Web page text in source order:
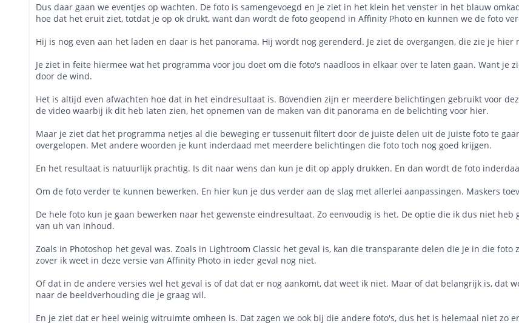
Dus daar gaan we eventjes op wachten. De foto is samengevoegd en je ziet in het klein het venster in het blauw
hoe dat het eruit ziet, totdat je op ok drukt, want dan wordt de foto geopend in Affinity Photo en kunnen we de foto
Hij is nog even aan het laden en daar is het panorama. Hij wordt nog gerenderd. Je ziet de overgangen, die zie je
Je ziet in feite hiermee wat het programma voor jou doet om die foto's naadloos in elkaar over te laten gaan. Want
door de wind.
Het is altijd even afwachten hoe dat in het eindresultaat is. Bovendien zijn er meerdere belichtingen gebruikt voor
de video waarbij ik dit heb laten zien, het opnemen van de maken van dit panorama en de belichting voor hier.
Maar je ziet dat het programma netjes al die beweging er tussenuit filtert door de juiste delen uit de juiste foto te
overgelopen. Met andere woorden je kunt inderdaad met meerdere belichtingen die foto toch nog goed krijgen.
En het resultaat is natuurlijk prachtig. Is dit naar wens dan kun je dit op apply drukken. En dan wordt de foto
Om de foto verder te kunnen bewerken. En hier kun je dus verder aan de slag met allerlei aanpassingen. Maskers
De hele foto kun je gaan bewerken naar het gewenste eindresultaat. Zo eenvoudig is het. De optie die ik dus niet
van uh van inhoud.
Zoals in Photoshop het geval was. Zoals in Lightroom Classic het geval is, kan die transparante delen die je in die
zover ik weet in deze versie van Affinity Photo in ieder geval nog niet.
Of dat in de andere versies wel het geval is of dat dat er nog aankomt, dat weet ik niet. Maar of dat belangrijk is, dat
naar de beeldverhouding die je graag wil.
En je ziet dat er heel weinig witruimte omheen is. Dat zagen we ook bij die andere foto's, dus het is helemaal niet zo